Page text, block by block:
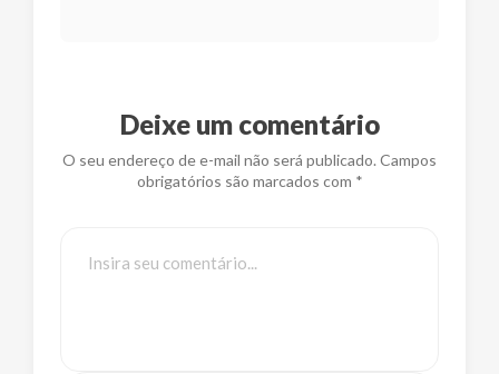
Deixe um comentário
O seu endereço de e-mail não será publicado. Campos
obrigatórios são marcados com *